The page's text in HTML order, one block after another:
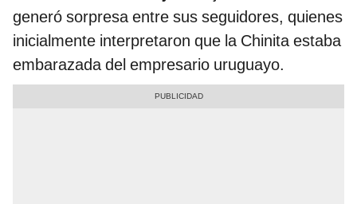
generó sorpresa entre sus seguidores, quienes
inicialmente interpretaron que la Chinita estaba
embarazada del empresario uruguayo.